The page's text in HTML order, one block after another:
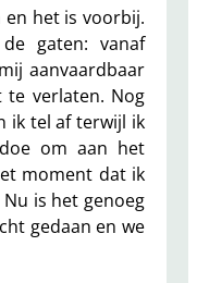
het is voorbij.
gaten: vanaf
aanvaardbaar
verlaten. Nog
ik tel af terwijl ik
om aan het
moment dat ik
is het genoeg
gedaan en we